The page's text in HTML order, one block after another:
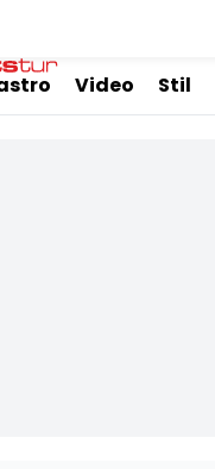
Video Stil